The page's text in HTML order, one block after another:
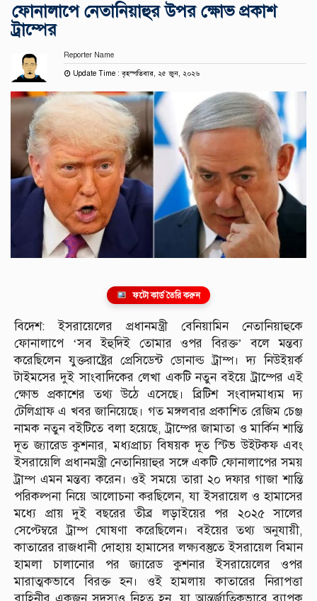
ফোনালাপে নেতানিয়াহুর উপর ক্ষোভ প্রকাশ
ট্রাম্পের
Reporter Name
Update Time : বৃহস্পতিবার, ২৫ জুন, ২০২৬
ফটো কার্ড তৈরি করুন
বিদেশ: ইসরায়েলের প্রধানমন্ত্রী বেনিয়ামিন নেতানিয়াহুকে
ফোনালাপে ‘সব ইহুদিই তোমার ওপর বিরক্ত’ বলে মন্তব্য
করেছিলেন যুক্তরাষ্ট্রের প্রেসিডেন্ট ডোনাল্ড ট্রাম্প। দ্য নিউইয়র্ক
টাইমসের দুই সাংবাদিকের লেখা একটি নতুন বইয়ে ট্রাম্পের এই
ক্ষোভ প্রকাশের তথ্য উঠে এসেছে। ব্রিটিশ সংবাদমাধ্যম দ্য
টেলিগ্রাফ এ খবর জানিয়েছে। গত মঙ্গলবার প্রকাশিত রেজিম চেঞ্জ
নামক নতুন বইটিতে বলা হয়েছে, ট্রাম্পের জামাতা ও মার্কিন শান্তি
দূত জ্যারেড কুশনার, মধ্যপ্রাচ্য বিষয়ক দূত স্টিভ উইটকফ এবং
ইসরায়েলি প্রধানমন্ত্রী নেতানিয়াহুর সঙ্গে একটি ফোনালাপের সময়
ট্রাম্প এমন মন্তব্য করেন। ওই সময়ে তারা ২০ দফার গাজা শান্তি
পরিকল্পনা নিয়ে আলোচনা করছিলেন, যা ইসরায়েল ও হামাসের
মধ্যে প্রায় দুই বছরের তীব্র লড়াইয়ের পর ২০২৫ সালের
সেপ্টেম্বরে ট্রাম্প ঘোষণা করেছিলেন। বইয়ের তথ্য অনুযায়ী,
কাতারের রাজধানী দোহায় হামাসের লক্ষ্যবস্তুতে ইসরায়েল বিমান
হামলা চালানোর পর জ্যারেড কুশনার ইসরায়েলের ওপর
মারাত্মকভাবে বিরক্ত হন। ওই হামলায় কাতারের নিরাপত্তা